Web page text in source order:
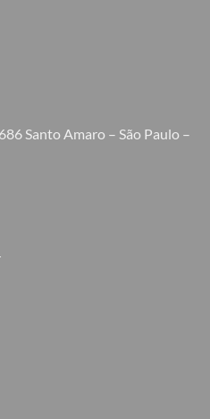
Santo Amaro – São Paulo –